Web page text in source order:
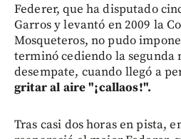
Federer, que ha disputado
Garros y levantó en 2009 la
Mosqueteros, no pudo
terminó cediendo la segunda
desempate, cuando llegó a
gritar al aire "¡callaos!".
Tras casi dos horas en pista,